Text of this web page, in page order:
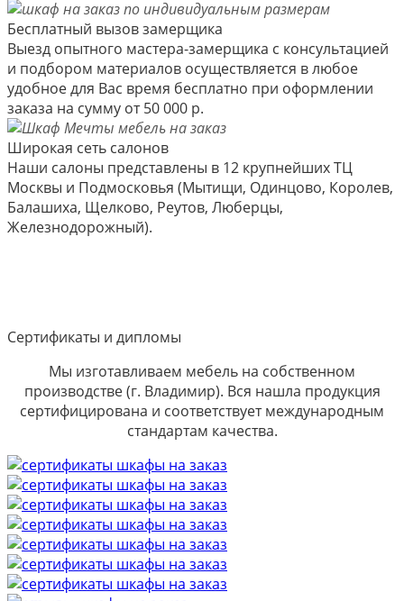
Бесплатный вызов замерщика
Выезд опытного мастера-замерщика с консультацией
и подбором материалов осуществляется в любое
удобное для Вас время бесплатно при оформлении
заказа на сумму от 50 000 р.
Широкая сеть салонов
Наши салоны представлены в 12 крупнейших ТЦ
Москвы и Подмосковья (Мытищи, Одинцово, Королев,
Балашиха, Щелково, Реутов, Люберцы,
Железнодорожный).
Сертификаты и дипломы
Мы изготавливаем мебель на собственном
производстве (г. Владимир). Вся нашла продукция
сертифицирована и соответствует международным
стандартам качества.